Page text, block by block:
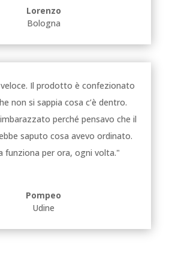
Lorenzo
Bologna
Il prodotto è confezionato
non si sappia cosa c’è dentro.
perché pensavo che il
saputo cosa avevo ordinato.
funziona per ora, ogni volta."
Pompeo
Udine